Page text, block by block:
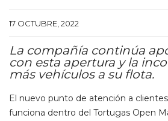
17 OCTUBRE, 2022
La compañía continúa
con esta apertura y la
más vehículos a su flota.
El nuevo punto de atención a
funciona dentro del Tortugas Open